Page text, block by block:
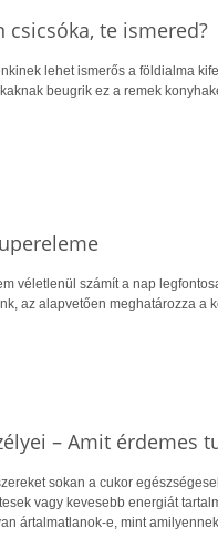
csicsóka, te ismered?
lehet ismerős a földialma
beugrik ez a remek
véletlenül számít a nap
az alapvetően meghatározza a
– Amit érdemes
sokan a cukor
vagy kevesebb energiát
ártalmatlanok-e, mint